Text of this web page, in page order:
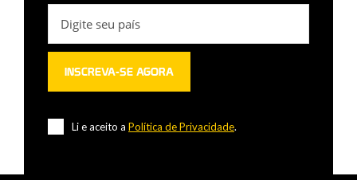
Li e aceito a Política de Privacidade.